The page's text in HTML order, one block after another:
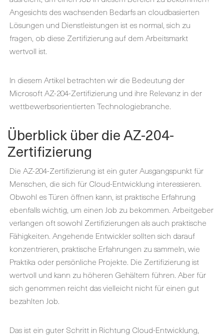
Angesichts des wachsenden Bedarfs an cloudbasierten
Lösungen und Dienstleistungen ist es normal, sich zu
fragen, ob diese Zertifizierung auf dem Arbeitsmarkt
wertvoll ist.
In diesem Artikel betrachten wir die Bedeutung der
Microsoft AZ-204-Zertifizierung und ihre Relevanz in der
wettbewerbsorientierten Technologiebranche.
Überblick über die AZ-204-
Zertifizierung
Die AZ-204-Zertifizierung ist ein guter Ausgangspunkt für
Menschen, die sich für Cloud-Entwicklung interessieren.
Obwohl es Türen öffnen kann, ist praktische Erfahrung
ebenfalls wichtig, um einen Job zu bekommen. Arbeitgeber
verlangen oft sowohl Zertifizierungen als auch praktische
Fähigkeiten. Angehende Entwickler sollten sich darauf
konzentrieren, praktische Erfahrungen zu sammeln, wie
Praktika oder persönliche Projekte. Die Zertifizierung ist
wertvoll und kann zu höheren Gehältern führen. Aber für
sich genommen reicht das vielleicht nicht für einen gut
bezahlten Job.
Das ist ein guter Schritt in Richtung Cloud-Entwicklung,